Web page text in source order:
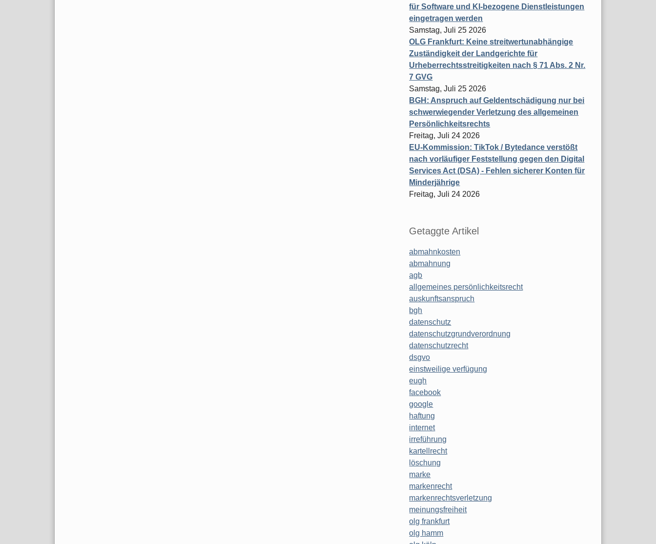
für Software und KI-bezogene Dienstleistungen
eingetragen werden
Samstag, Juli 25 2026
OLG Frankfurt: Keine streitwertunabhängige
Zuständigkeit der Landgerichte für
Urheberrechtsstreitigkeiten nach § 71 Abs. 2 Nr.
7 GVG
Samstag, Juli 25 2026
BGH: Anspruch auf Geldentschädigung nur bei
schwerwiegender Verletzung des allgemeinen
Persönlichkeitsrechts
Freitag, Juli 24 2026
EU-Kommission: TikTok / Bytedance verstößt
nach vorläufiger Feststellung gegen den Digital
Services Act (DSA) - Fehlen sicherer Konten für
Minderjährige
Freitag, Juli 24 2026
Getaggte Artikel
abmahnkosten
abmahnung
agb
allgemeines persönlichkeitsrecht
auskunftsanspruch
bgh
datenschutz
datenschutzgrundverordnung
datenschutzrecht
dsgvo
einstweilige verfügung
eugh
facebook
google
haftung
internet
irreführung
kartellrecht
löschung
marke
markenrecht
markenrechtsverletzung
meinungsfreiheit
olg frankfurt
olg hamm